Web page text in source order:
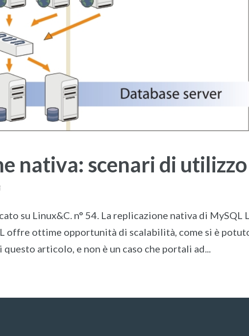
nativa: scenari di utilizzo
su Linux&C. n° 54. La replicazione nativa di MySQL
offre ottime opportunità di scalabilità, come si è
articolo, e non è un caso che portali ad...